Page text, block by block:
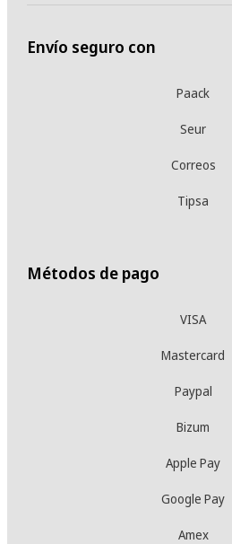
Envío seguro con
Paack
Seur
Correos
Tipsa
Métodos de pago
VISA
Mastercard
Paypal
Bizum
Apple Pay
Google Pay
Amex